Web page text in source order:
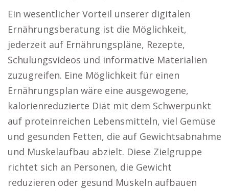
Ein wesentlicher Vorteil unserer digitalen
Ernährungsberatung ist die Möglichkeit,
jederzeit auf Ernährungspläne, Rezepte,
Schulungsvideos und informative Materialien
zuzugreifen. Eine Möglichkeit für einen
Ernährungsplan wäre eine ausgewogene,
kalorienreduzierte Diät mit dem Schwerpunkt
auf proteinreichen Lebensmitteln, viel Gemüse
und gesunden Fetten, die auf Gewichtsabnahme
und Muskelaufbau abzielt. Diese Zielgruppe
richtet sich an Personen, die Gewicht
reduzieren oder gesund Muskeln aufbauen